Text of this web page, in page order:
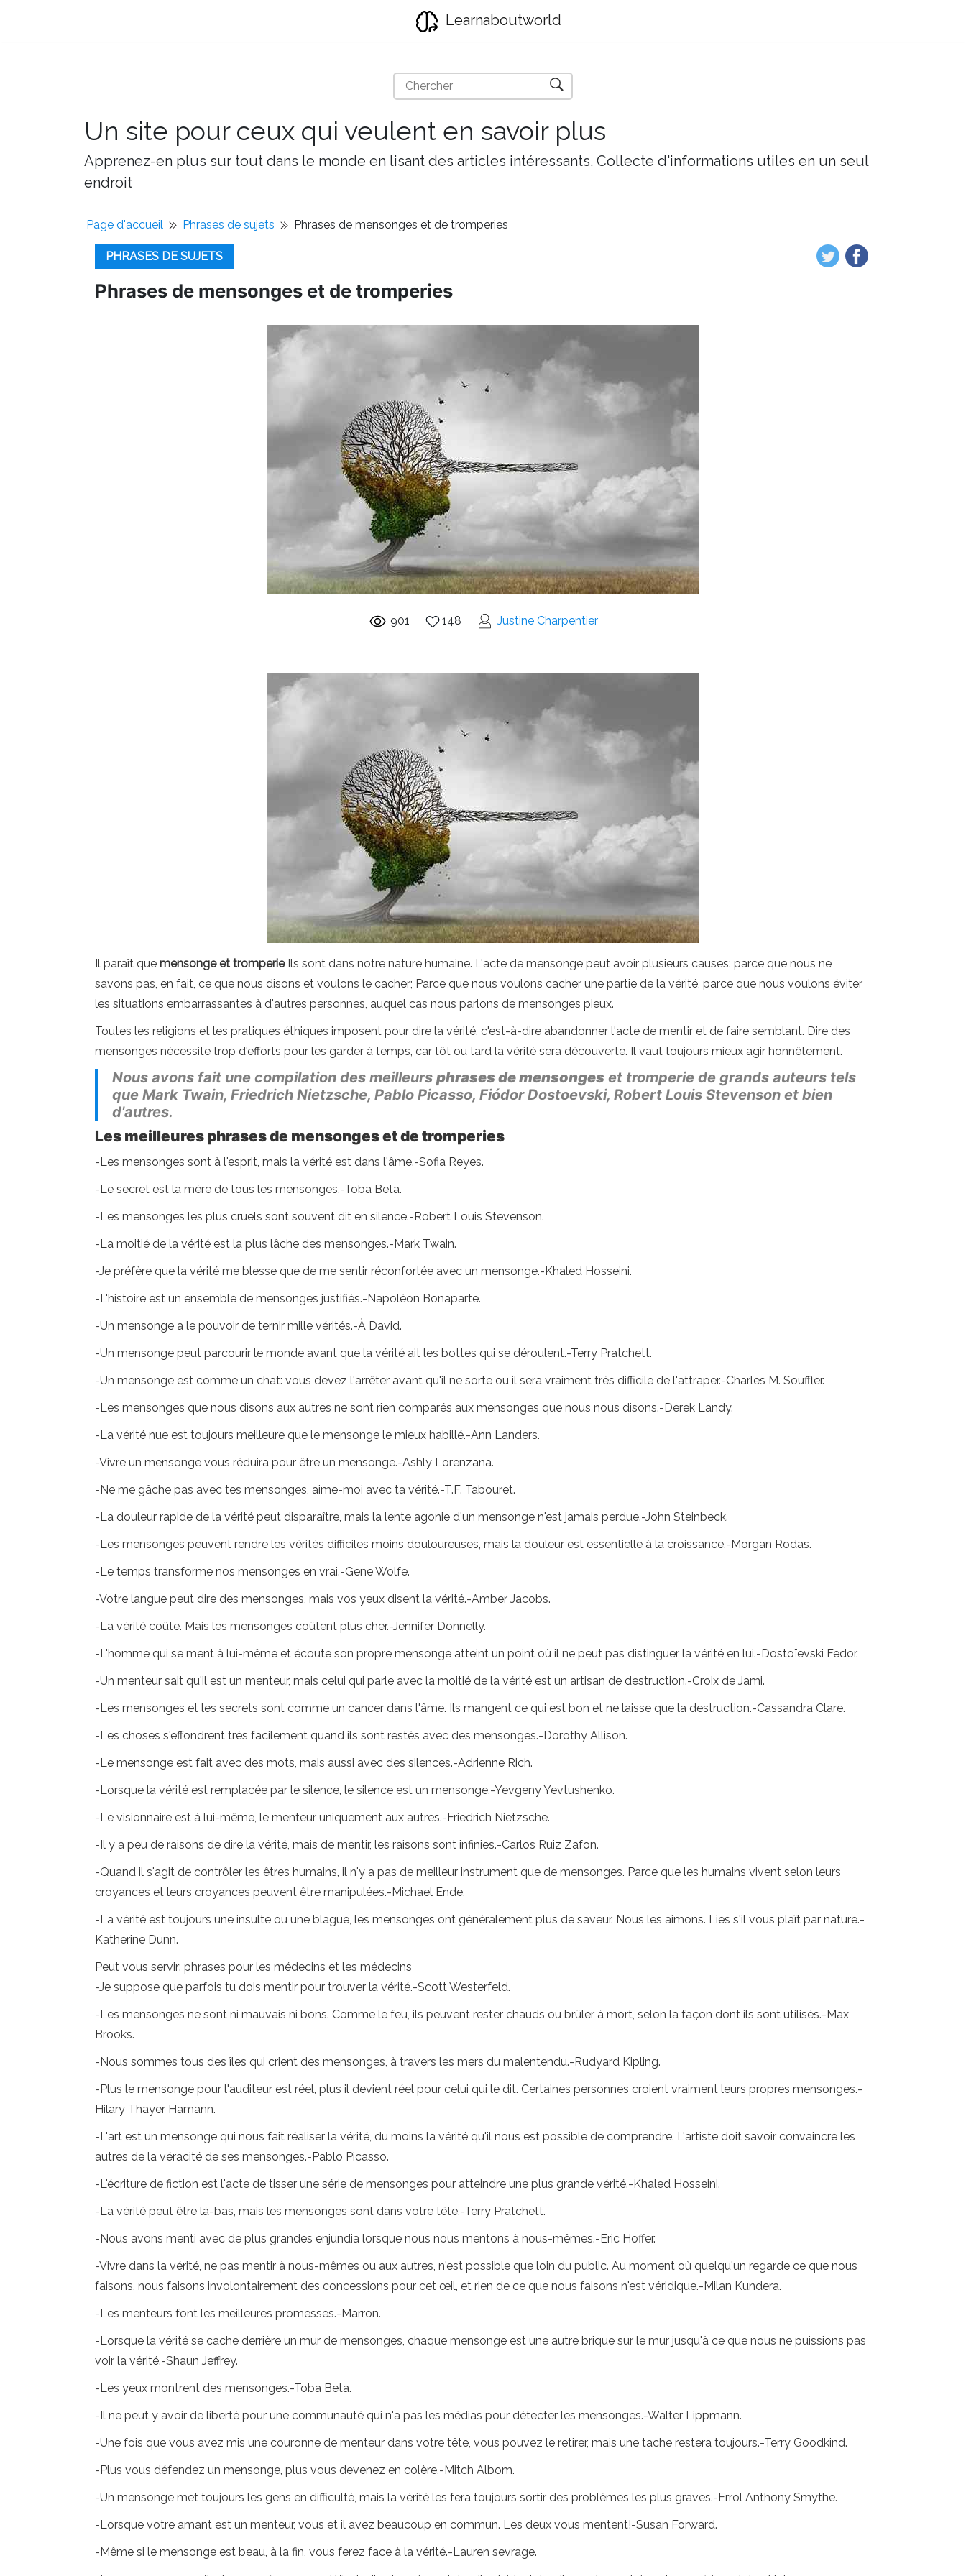
Learnaboutworld
Un site pour ceux qui veulent en savoir plus
Apprenez-en plus sur tout dans le monde en lisant des articles intéressants. Collecte d'informations utiles en un seul
endroit
Page d'accueil Phrases de sujets Phrases de mensonges et de tromperies
PHRASES DE SUJETS
Phrases de mensonges et de tromperies
901 148 Justine Charpentier
Il paraît que mensonge et tromperieIls sont dans notre nature humaine. L'acte de mensonge peut avoir plusieurs causes: parce que nous ne
savons pas, en fait, ce que nous disons et voulons le cacher; Parce que nous voulons cacher une partie de la vérité, parce que nous voulons éviter
les situations embarrassantes à d'autres personnes, auquel cas nous parlons de mensonges pieux.
Toutes les religions et les pratiques éthiques imposent pour dire la vérité, c'est-à-dire abandonner l'acte de mentir et de faire semblant. Dire des
mensonges nécessite trop d'efforts pour les garder à temps, car tôt ou tard la vérité sera découverte. Il vaut toujours mieux agir honnêtement.
Nous avons fait une compilation des meilleurs phrases de mensonges et tromperie de grands auteurs tels
que Mark Twain, Friedrich Nietzsche, Pablo Picasso, Fiódor Dostoevski, Robert Louis Stevenson et bien
d'autres.
Les meilleures phrases de mensonges et de tromperies
-Les mensonges sont à l'esprit, mais la vérité est dans l'âme.-Sofia Reyes.
-Le secret est la mère de tous les mensonges.-Toba Beta.
-Les mensonges les plus cruels sont souvent dit en silence.-Robert Louis Stevenson.
-La moitié de la vérité est la plus lâche des mensonges.-Mark Twain.
-Je préfère que la vérité me blesse que de me sentir réconfortée avec un mensonge.-Khaled Hosseini.
-L'histoire est un ensemble de mensonges justifiés.-Napoléon Bonaparte.
-Un mensonge a le pouvoir de ternir mille vérités.-À David.
-Un mensonge peut parcourir le monde avant que la vérité ait les bottes qui se déroulent.-Terry Pratchett.
-Un mensonge est comme un chat: vous devez l'arrêter avant qu'il ne sorte ou il sera vraiment très difficile de l'attraper.-Charles M. Souffler.
-Les mensonges que nous disons aux autres ne sont rien comparés aux mensonges que nous nous disons.-Derek Landy.
-La vérité nue est toujours meilleure que le mensonge le mieux habillé.-Ann Landers.
-Vivre un mensonge vous réduira pour être un mensonge.-Ashly Lorenzana.
-Ne me gâche pas avec tes mensonges, aime-moi avec ta vérité.-T.F. Tabouret.
-La douleur rapide de la vérité peut disparaître, mais la lente agonie d'un mensonge n'est jamais perdue.-John Steinbeck.
-Les mensonges peuvent rendre les vérités difficiles moins douloureuses, mais la douleur est essentielle à la croissance.-Morgan Rodas.
-Le temps transforme nos mensonges en vrai.-Gene Wolfe.
-Votre langue peut dire des mensonges, mais vos yeux disent la vérité.-Amber Jacobs.
-La vérité coûte. Mais les mensonges coûtent plus cher.-Jennifer Donnelly.
-L'homme qui se ment à lui-même et écoute son propre mensonge atteint un point où il ne peut pas distinguer la vérité en lui.-Dostoïevski Fedor.
-Un menteur sait qu'il est un menteur, mais celui qui parle avec la moitié de la vérité est un artisan de destruction.-Croix de Jami.
-Les mensonges et les secrets sont comme un cancer dans l'âme. Ils mangent ce qui est bon et ne laisse que la destruction.-Cassandra Clare.
-Les choses s'effondrent très facilement quand ils sont restés avec des mensonges.-Dorothy Allison.
-Le mensonge est fait avec des mots, mais aussi avec des silences.-Adrienne Rich.
-Lorsque la vérité est remplacée par le silence, le silence est un mensonge.-Yevgeny Yevtushenko.
-Le visionnaire est à lui-même, le menteur uniquement aux autres.-Friedrich Nietzsche.
-Il y a peu de raisons de dire la vérité, mais de mentir, les raisons sont infinies.-Carlos Ruiz Zafon.
-Quand il s'agit de contrôler les êtres humains, il n'y a pas de meilleur instrument que de mensonges. Parce que les humains vivent selon leurs
croyances et leurs croyances peuvent être manipulées.-Michael Ende.
-La vérité est toujours une insulte ou une blague, les mensonges ont généralement plus de saveur. Nous les aimons. Lies s'il vous plaît par nature.-
Katherine Dunn.
Peut vous servir: phrases pour les médecins et les médecins
-Je suppose que parfois tu dois mentir pour trouver la vérité.-Scott Westerfeld.
-Les mensonges ne sont ni mauvais ni bons. Comme le feu, ils peuvent rester chauds ou brûler à mort, selon la façon dont ils sont utilisés.-Max
Brooks.
-Nous sommes tous des îles qui crient des mensonges, à travers les mers du malentendu.-Rudyard Kipling.
-Plus le mensonge pour l'auditeur est réel, plus il devient réel pour celui qui le dit. Certaines personnes croient vraiment leurs propres mensonges.-
Hilary Thayer Hamann.
-L'art est un mensonge qui nous fait réaliser la vérité, du moins la vérité qu'il nous est possible de comprendre. L'artiste doit savoir convaincre les
autres de la véracité de ses mensonges.-Pablo Picasso.
-L'écriture de fiction est l'acte de tisser une série de mensonges pour atteindre une plus grande vérité.-Khaled Hosseini.
-La vérité peut être là-bas, mais les mensonges sont dans votre tête.-Terry Pratchett.
-Nous avons menti avec de plus grandes enjundia lorsque nous nous mentons à nous-mêmes.-Eric Hoffer.
-Vivre dans la vérité, ne pas mentir à nous-mêmes ou aux autres, n'est possible que loin du public. Au moment où quelqu'un regarde ce que nous
faisons, nous faisons involontairement des concessions pour cet œil, et rien de ce que nous faisons n'est véridique.-Milan Kundera.
-Les menteurs font les meilleures promesses.-Marron.
-Lorsque la vérité se cache derrière un mur de mensonges, chaque mensonge est une autre brique sur le mur jusqu'à ce que nous ne puissions pas
voir la vérité.-Shaun Jeffrey.
-Les yeux montrent des mensonges.-Toba Beta.
-Il ne peut y avoir de liberté pour une communauté qui n'a pas les médias pour détecter les mensonges.-Walter Lippmann.
-Une fois que vous avez mis une couronne de menteur dans votre tête, vous pouvez le retirer, mais une tache restera toujours.-Terry Goodkind.
-Plus vous défendez un mensonge, plus vous devenez en colère.-Mitch Albom.
-Un mensonge met toujours les gens en difficulté, mais la vérité les fera toujours sortir des problèmes les plus graves.-Errol Anthony Smythe.
-Lorsque votre amant est un menteur, vous et il avez beaucoup en commun. Les deux vous mentent!-Susan Forward.
-Même si le mensonge est beau, à la fin, vous ferez face à la vérité.-Lauren sevrage.